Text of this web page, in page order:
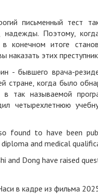
письменный тест
надежды. Поэтому,
в конечном итоге
наказать этих
- бывшего врача-
стране, когда было
в так называемой
четырехлетнюю
found to have been
diploma and medical
and Dong have raised